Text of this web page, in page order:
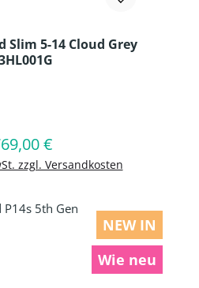
Slim 5-14 Cloud Grey
Preis:
€
zzgl. Versandkosten
Warenkorb
NEW IN
Wie neu